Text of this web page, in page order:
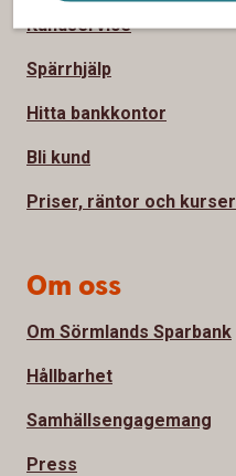
Kundservice
Spärrhjälp
Hitta bankkontor
Bli kund
Priser, räntor och kurser
Om oss
Om Sörmlands Sparbank
Hållbarhet
Samhällsengagemang
Press